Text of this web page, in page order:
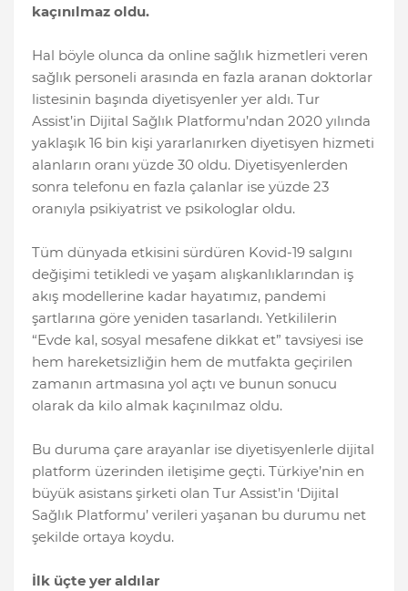
kaçınılmaz oldu.
Hal böyle olunca da online sağlık hizmetleri veren
sağlık personeli arasında en fazla aranan doktorlar
listesinin başında diyetisyenler yer aldı. Tur
Assist’in Dijital Sağlık Platformu’ndan 2020 yılında
yaklaşık 16 bin kişi yararlanırken diyetisyen hizmeti
alanların oranı yüzde 30 oldu. Diyetisyenlerden
sonra telefonu en fazla çalanlar ise yüzde 23
oranıyla psikiyatrist ve psikologlar oldu.
Tüm dünyada etkisini sürdüren Kovid-19 salgını
değişimi tetikledi ve yaşam alışkanlıklarından iş
akış modellerine kadar hayatımız, pandemi
şartlarına göre yeniden tasarlandı. Yetkililerin
“Evde kal, sosyal mesafene dikkat et” tavsiyesi ise
hem hareketsizliğin hem de mutfakta geçirilen
zamanın artmasına yol açtı ve bunun sonucu
olarak da kilo almak kaçınılmaz oldu.
Bu duruma çare arayanlar ise diyetisyenlerle dijital
platform üzerinden iletişime geçti. Türkiye’nin en
büyük asistans şirketi olan Tur Assist’in ‘Dijital
Sağlık Platformu’ verileri yaşanan bu durumu net
şekilde ortaya koydu.
İlk üçte yer aldılar